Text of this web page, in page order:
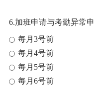
6.加班申请与考勤异常
每月3号前
每月4号前
每月5号前
每月6号前